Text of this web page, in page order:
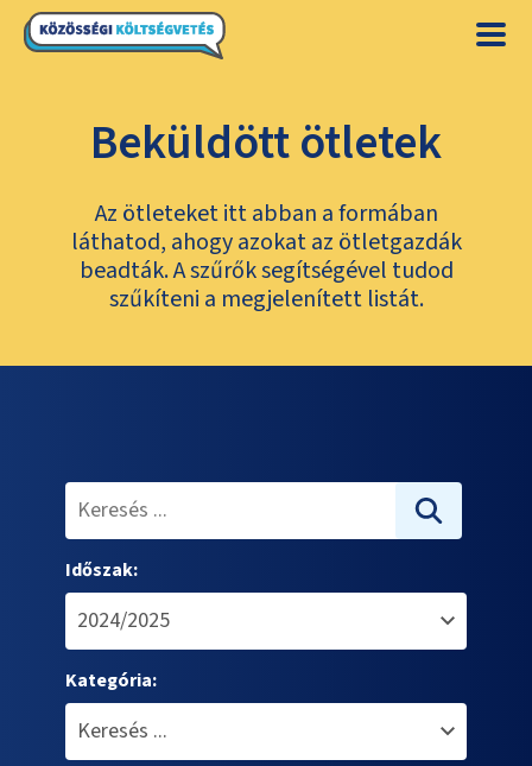
Beküldött ötletek
Az ötleteket itt abban a formában
láthatod, ahogy azokat az ötletgazdák
beadták. A szűrők segítségével tudod
szűkíteni a megjelenített listát.
Időszak:
Kategória: